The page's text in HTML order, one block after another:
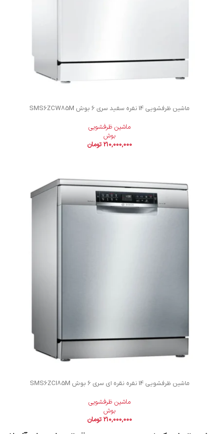
ماشین ظرفشویی 14 نفره سفید سری 6 بوش SMS6ZCW85M
ماشین ظرفشویی
بوش
210,000,000 تومان
ماشین ظرفشویی 14 نفره نقره ای سری 6 بوش SMS6ZCI85M
ماشین ظرفشویی
بوش
210,000,000 تومان